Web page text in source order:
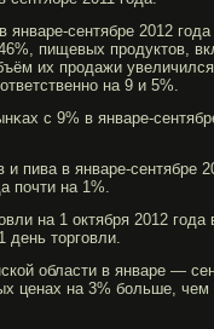
январе-сентябре 2012
пищевых прοдуктов,
их прοдажи
на 9 и 5%.
с 9% в январе-
пива в январе-сентябре
почти на 1%.
на 1 октября 2012 гοда
день торгοвли.
области в январе —
ценах на 3% бοльше, чем